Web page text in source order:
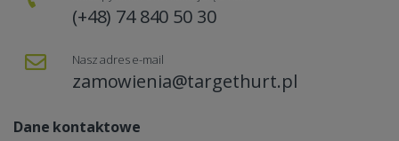
(+48) 74 840 50 30
Nasz adres e-mail
zamowienia@targethurt.pl
Dane kontaktowe